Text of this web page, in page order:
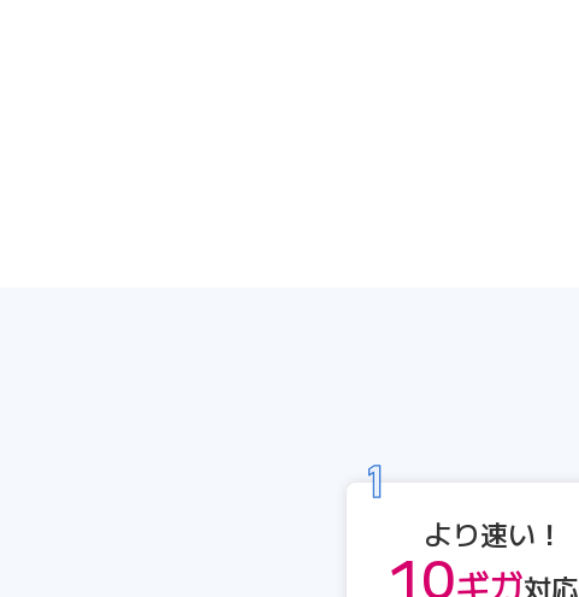
より速い！
10ギガ対応